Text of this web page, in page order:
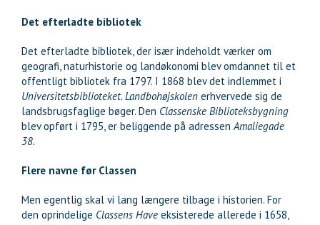
Det efterladte bibliotek
Det efterladte bibliotek, der især indeholdt værker om
geografi, naturhistorie og landøkonomi blev omdannet til et
offentligt bibliotek fra 1797. I 1868 blev det indlemmet i
Universitetsbiblioteket. Landbohøjskolen erhvervede sig de
landsbrugsfaglige bøger. Den Classenske Biblioteksbygning
blev opført i 1795, er beliggende på adressenAmaliegade
38.
Flere navne før Classen
Men egentlig skal vi lang længere tilbage i historien. For
den oprindelige Classens Have eksisterede allerede i 1658,